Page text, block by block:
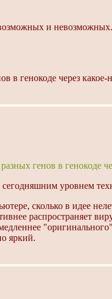
и
в генокоде через какое-
генов в генокоде
уровнем
сколько в идее
распространяет
яркий.